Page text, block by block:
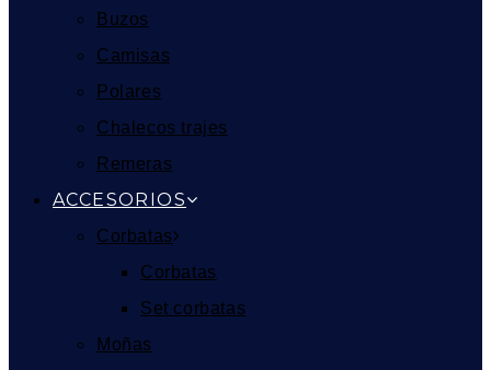
Buzos
Camisas
Polares
Chalecos trajes
Remeras
ACCESORIOS
Corbatas
Corbatas
Set corbatas
Moñas